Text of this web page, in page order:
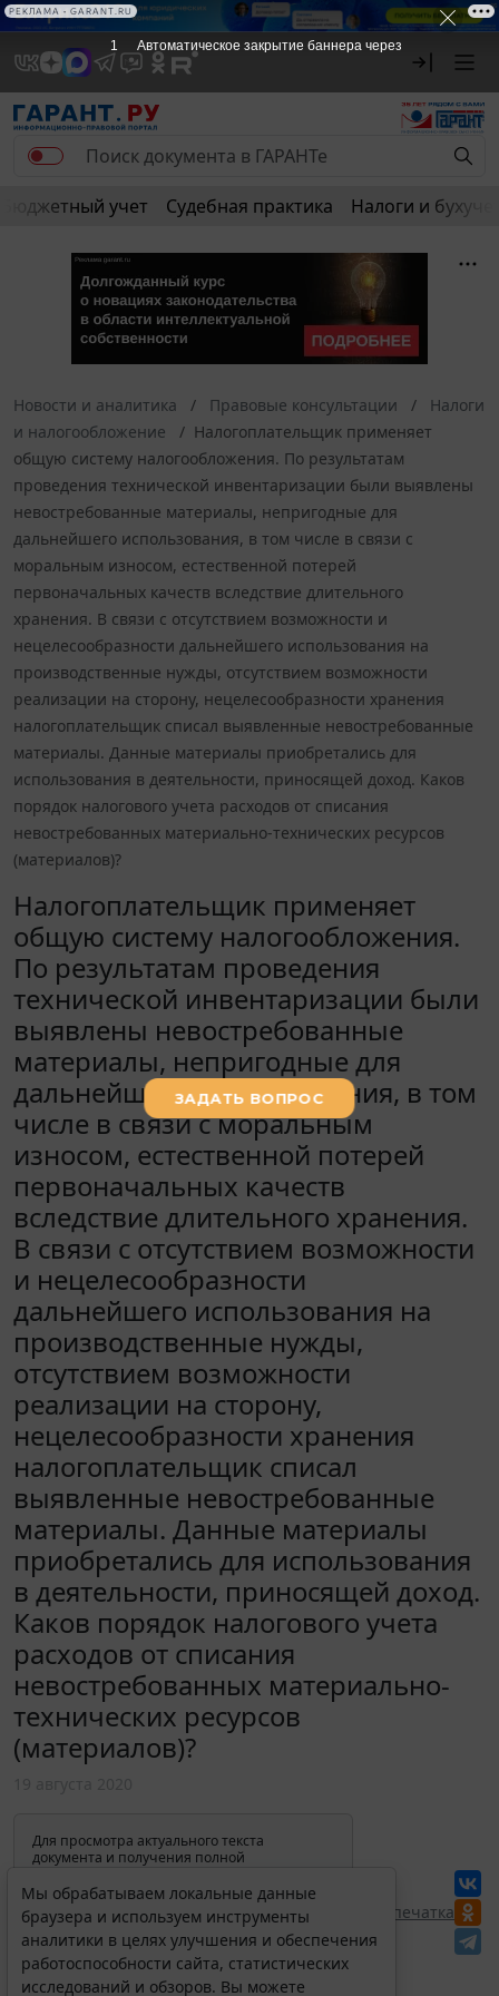
Бюджетный учет Судебная практика Налоги и
Новости и аналитика Правовые консультации
Налоги
и налогообложение
Налогоплательщик применяет
общую систему налогообложения. По результатам
проведения технической инвентаризации были выявлены
невостребованные материалы, непригодные для
дальнейшего использования, в том числе в связи с
моральным износом, естественной потерей
первоначальных качеств вследствие длительного
хранения. В связи с отсутствием возможности и
нецелесообразности дальнейшего использования на
производственные нужды, отсутствием возможности
реализации на сторону, нецелесообразности хранения
налогоплательщик списал выявленные невостребованные
материалы. Данные материалы приобретались для
использования в деятельности, приносящей доход. Каков
порядок налогового учета расходов от списания
невостребованных материально-технических ресурсов
(материалов)?
Налогоплательщик применяет
общую систему налогообложения.
По результатам проведения
технической инвентаризации были
выявлены невостребованные
материалы, непригодные для
дальнейшего использования, в том
числе в связи с моральным
износом, естественной потерей
первоначальных качеств
вследствие длительного хранения.
В связи с отсутствием возможности
и нецелесообразности
дальнейшего использования на
производственные нужды,
отсутствием возможности
реализации на сторону,
нецелесообразности хранения
налогоплательщик списал
выявленные невостребованные
материалы. Данные материалы
приобретались для использования
в деятельности, приносящей доход.
Каков порядок налогового учета
расходов от списания
невостребованных материально-
технических ресурсов
(материалов)?
Для просмотра актуального текста
документа и получения полной
изменениях и порядке применения
документа, воспользуйтесь поиском в
Интернет-версии системы ГАРАНТ:
Перепечатка
Мы обрабатываем локальные данные
браузера и используем инструменты
аналитики в целях улучшения и обеспечения
работоспособности сайта, статистических
исследований и обзоров. Вы можете
1 Автоматическое закрытие баннера через
РЕКЛАМА • GARANT.RU